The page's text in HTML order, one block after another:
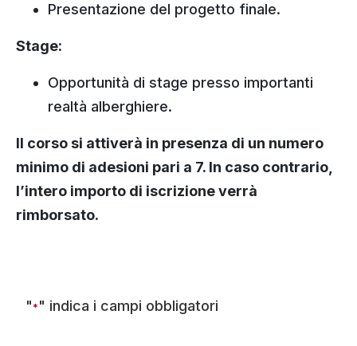
Presentazione del progetto finale.
Stage:
Opportunità di stage presso importanti
realtà alberghiere.
Il corso si attiverà in presenza di un numero
minimo di adesioni pari a 7. In caso contrario,
l’intero importo di iscrizione verrà
rimborsato.
"*" indica i campi obbligatori